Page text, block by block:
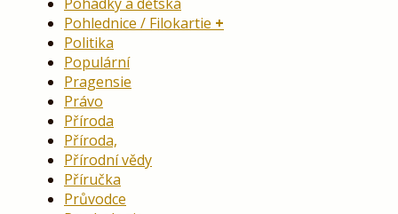
Pohlednice / Filokartie
Politika
Populární
Pragensie
Právo
Příroda
Příroda,
Přírodní vědy
Příručka
Průvodce